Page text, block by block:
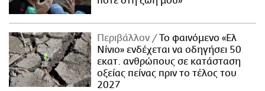
Περιβάλλον
Το φαινόμενο «Ελ
Νίνιο» ενδέχεται να οδηγήσει 50
εκατ. ανθρώπους σε κατάσταση
οξείας πείνας πριν το τέλος του
2027